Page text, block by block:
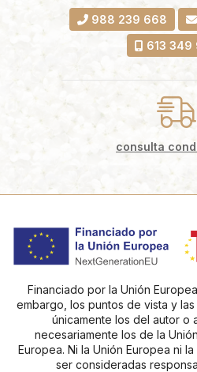
988 239 668
613 349
consulta
Financiado por la Unión
embargo, los puntos de vista y
únicamente los del autor o
necesariamente los de la
Europea. Ni la Unión Europea ni
ser consideradas